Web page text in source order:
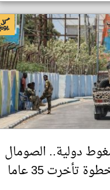
دولية.. الصومال
تأخرت 35 عاما